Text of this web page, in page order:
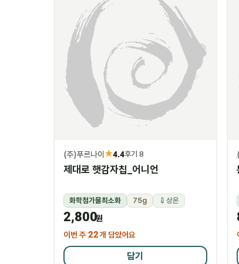
(주)푸르나이★4.4후기 8
제대로 햇감자칩_어니언
화학첨가물최소화 75g 상온
2,800원
이번 주 22개 담았어요
담기